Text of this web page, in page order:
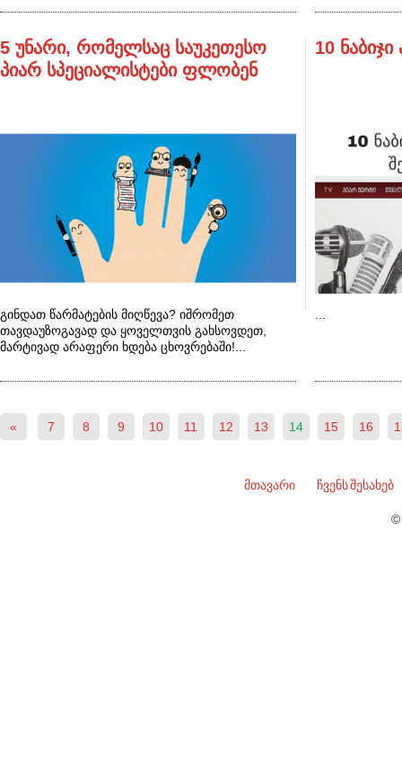
5 უნარი, რომელსაც საუკეთესო
პიარ სპეციალისტები ფლობენ
გინდათ წარმატების მიღწევა? იშრომეთ
თავდაუზოგავად და ყოველთვის გახსოვდეთ,
მარტივად არაფერი ხდება ცხოვრებაში!...
10
« 7 8 9 10 11 12 13 14 15 16
მთავარი ჩვენს შესახებ
©